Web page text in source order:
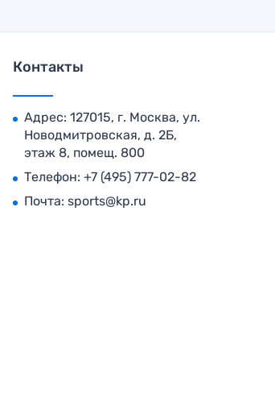
Контакты
Адрес: 127015, г. Москва, ул.
Новодмитровская, д. 2Б,
этаж 8, помещ. 800
Телефон: +7 (495) 777-02-82
Почта: sports@kp.ru